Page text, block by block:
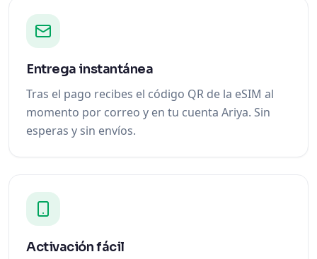
Entrega instantánea
Tras el pago recibes el código QR de la eSIM al
momento por correo y en tu cuenta Ariya. Sin
esperas y sin envíos.
Activación fácil